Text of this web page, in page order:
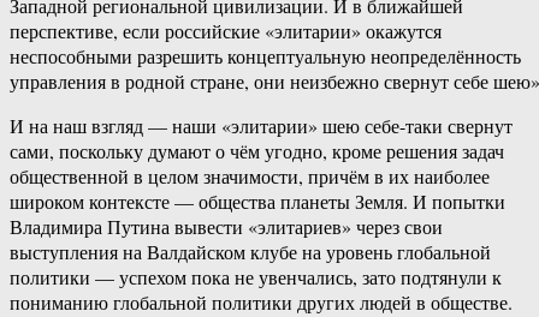
Западной региональной цивилизации. И в ближайшей
перспективе, если российские «элитарии» окажутся
неспособными разрешить концептуальную неопределённость
управления в родной стране, они неизбежно свернут себе
И на наш взгляд — наши «элитарии» шею себе-таки свернут
сами, поскольку думают о чём угодно, кроме решения задач
общественной в целом значимости, причём в их наиболее
широком контексте — общества планеты Земля. И попытки
Владимира Путина вывести «элитариев» через свои
выступления на Валдайском клубе на уровень глобальной
политики — успехом пока не увенчались, зато подтянули к
пониманию глобальной политики других людей в обществе.